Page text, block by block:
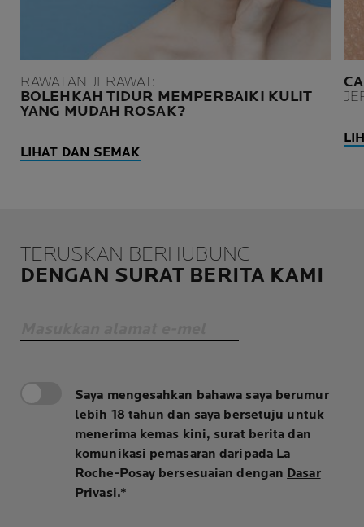
RAWATAN JERAWAT:
BOLEHKAH TIDUR MEMPERBAIKI KULIT
YANG MUDAH ROSAK?
LIHAT DAN SEMAK
TERUSKAN BERHUBUNG
DENGAN SURAT BERITA KAMI
Saya mengesahkan bahawa saya berumur
lebih 18 tahun dan saya bersetuju untuk
menerima kemas kini, surat berita dan
komunikasi pemasaran daripada La
Roche-Posay bersesuaian dengan Dasar
Privasi.*